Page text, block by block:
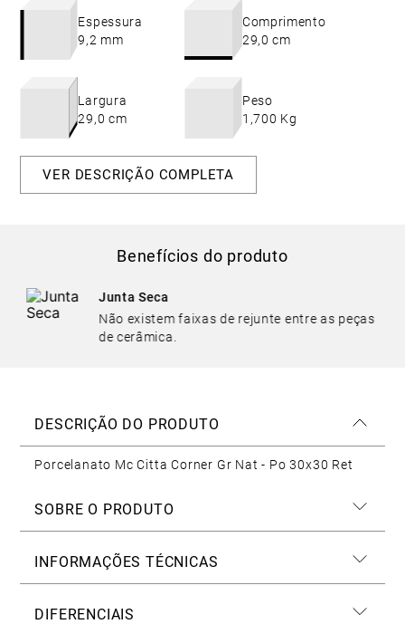
Espessura
9,2 mm
Comprimento
29,0 cm
Largura
29,0 cm
Peso
1,700 Kg
VER DESCRIÇÃO COMPLETA
Benefícios do produto
Junta Seca
Não existem faixas de rejunte entre as peças
de cerâmica.
DESCRIÇÃO DO PRODUTO
Porcelanato Mc Citta Corner Gr Nat - Po 30x30 Ret
SOBRE O PRODUTO
INFORMAÇÕES TÉCNICAS
DIFERENCIAIS